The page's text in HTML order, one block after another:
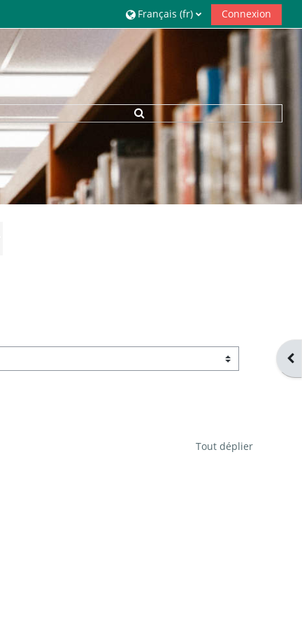
Français ‎(fr)‎ Connexion
Toggle search input
Tout déplier